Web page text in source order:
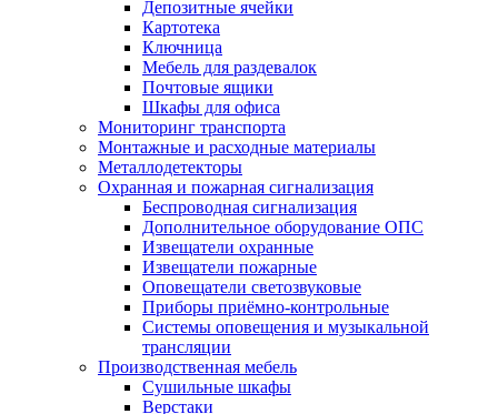
Депозитные ячейки
Картотека
Ключница
Мебель для раздевалок
Почтовые ящики
Шкафы для офиса
Мониторинг транспорта
Монтажные и расходные материалы
Металлодетекторы
Охранная и пожарная сигнализация
Беспроводная сигнализация
Дополнительное оборудование ОПС
Извещатели охранные
Извещатели пожарные
Оповещатели светозвуковые
Приборы приёмно-контрольные
Системы оповещения и музыкальной
трансляции
Производственная мебель
Cушильные шкафы
Верстаки